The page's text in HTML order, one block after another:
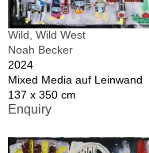
Wild, Wild West
Noah Becker
2024
Mixed Media auf Leinwand
137 x 350 cm
Enquiry